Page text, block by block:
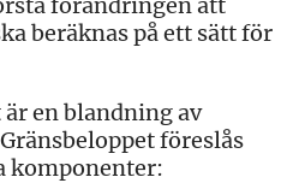
beräknas på ett sätt för
en blandning av
föreslås
komponenter: